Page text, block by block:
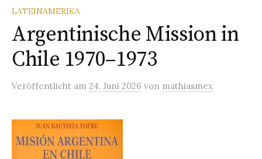
LATEINAMERIKA
Argentinische Mission in
Chile 1970–1973
Veröffentlicht am 24. Juni 2026 von mathiasmex